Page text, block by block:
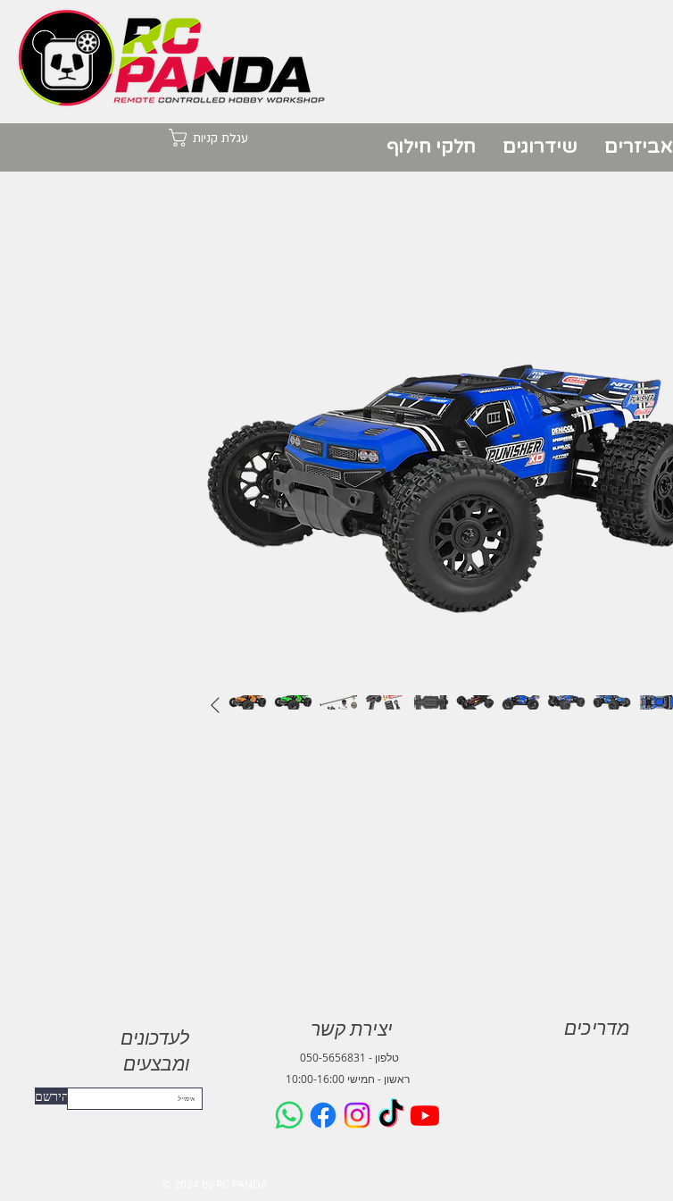
עגלת קניות אביזרים שידרוגים חלקי חילוף
לעדכונים
ומבצעים
הירשם
יצירת קשר
טלפון - 050-5656831
ראשון - חמישי 10:00-16:00
מדריכים